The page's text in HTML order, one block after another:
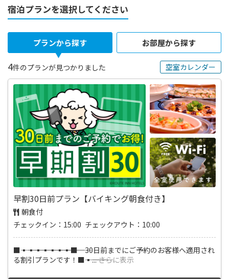
宿泊プランを選択してください
プランから探す お部屋から探す
4件のプランが見つかりました 空室カレンダー
早割30日前プラン【バイキング朝食付き】
朝食付
チェックイン：15:00 チェックアウト：10:00
■―――▪―――▪―――▪―――▪―――▪―――▪―――▪―――■ 30日前までにご予約のお客様へ適用され
る割引プランです！■―――▪―――...さらに表示